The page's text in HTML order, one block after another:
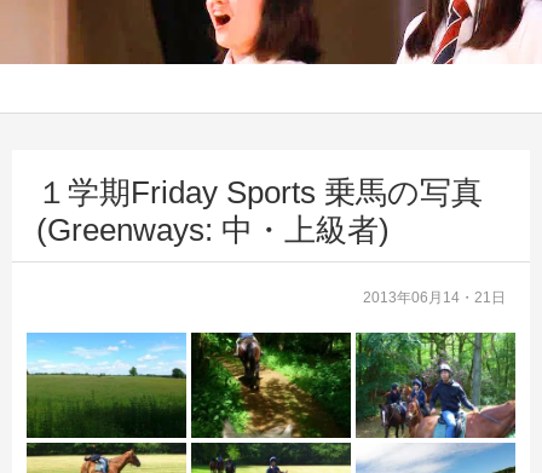
１学期Friday Sports 乗馬の写真
(Greenways: 中・上級者)
2013年06月14・21日